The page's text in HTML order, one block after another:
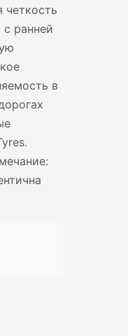
четкость
с ранней
в